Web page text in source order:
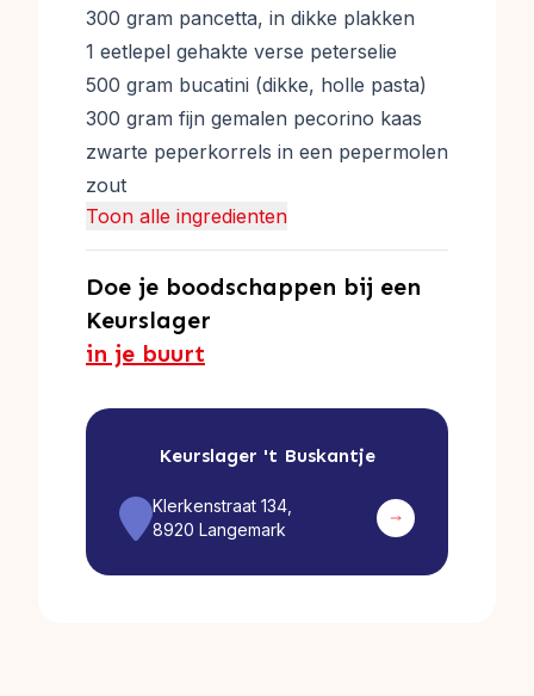
300 gram pancetta, in dikke plakken
1 eetlepel gehakte verse peterselie
500 gram bucatini (dikke, holle pasta)
300 gram fijn gemalen pecorino kaas
zwarte peperkorrels in een pepermolen
zout
Toon alle ingredienten
Doe je boodschappen bij een
Keurslager
in je buurt
Keurslager 't Buskantje
Klerkenstraat 134,
8920 Langemark